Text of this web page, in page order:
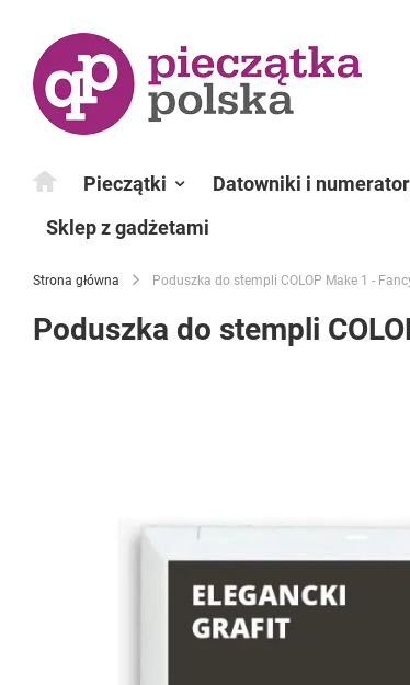
Pieczątki Datowniki i
Sklep z gadżetami
Strona główna Poduszka do stempli COLOP Make 1 -
Poduszka do stempli